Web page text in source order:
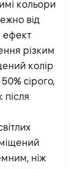
кольори
від
ефект
різким
колір
сірого,
після
ніж